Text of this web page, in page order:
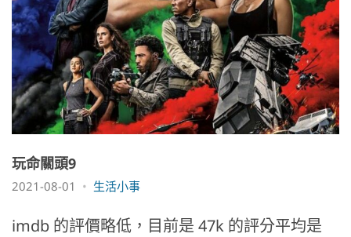
玩命關頭9
2021-08-01 生活小事
imdb 的評價略低，目前是 47k 的評分平均是